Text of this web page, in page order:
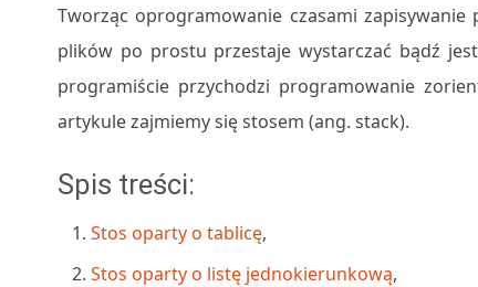
Tworząc oprogramowanie czasami zapisywanie
plików po prostu przestaje wystarczać bądź
programiście przychodzi programowanie
artykule zajmiemy się stosem (ang. stack).
Spis treści:
Stos oparty o tablicę,
Stos oparty o listę jednokierunkową,